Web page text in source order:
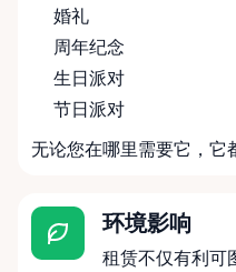
婚礼
周年纪念
生日派对
节日派对
无论您在哪里需要它，它
环境影响
租赁不仅有利可